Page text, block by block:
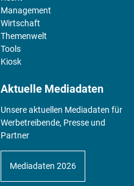
Management
Wirtschaft
Themenwelt
Tools
Kiosk
Aktuelle Mediadaten
Unsere aktuellen Mediadaten für
Werbetreibende, Presse und
Partner
Mediadaten 2026